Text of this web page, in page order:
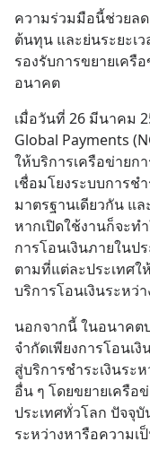
ความร่วมมือนี้ช่วยล
ต้นทุน และย่นระยะเ
รองรับการขยายเค
อนาคต
เมื่อวันที่ 26 มีนาคม
Global Payments
ให้บริการเครือข่ายก
เชื่อมโยงระบบการช
มาตรฐานเดียวกัน แ
หากเปิดใช้งานก็จะท
การโอนเงินภายในป
ตามที่แต่ละประเทศใ
บริการโอนเงินระหว่
นอกจากนี้ ในอนาคต
จำกัดเพียงการโอนเ
สู่บริการชำระเงินระ
อื่น ๆ โดยขยายเครือ
ประเทศทั่วโลก ปัจจุ
ระหว่างหารือความเ